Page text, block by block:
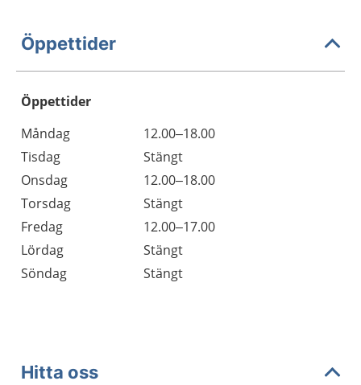
Öppettider
Öppettider
Dag
Öppettider
Kommentarer
Måndag
12.00–18.00
Tisdag
Stängt
Onsdag
12.00–18.00
Torsdag
Stängt
Fredag
12.00–17.00
Lördag
Stängt
Söndag
Stängt
Hitta oss